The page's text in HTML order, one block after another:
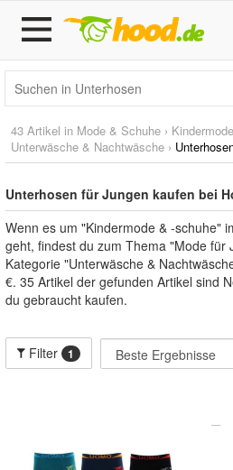
43 Artikel in Mode & Schuhe ›
Unterwäsche & Nachtwäsche ›
Unterhosen für Jungen kaufen bei
Wenn es um "Kindermode & -schuhe"
geht, findest du zum Thema "Mode für
Kategorie "Unterwäsche &
€. 35 Artikel der gefunden Artikel sind
du gebraucht kaufen.
Filter 1